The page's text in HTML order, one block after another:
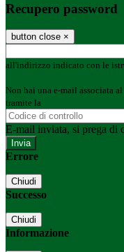
Recupero password
button close ×
all'indirizzo indicato con le
Non hai una e-mail associata
tramite la
E-mail inviata, si prega di
Errore
Chiudi
Successo
Chiudi
Informazione